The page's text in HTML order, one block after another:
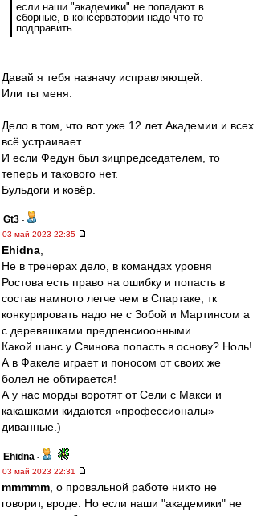
если наши "академики" не попадают в
сборные, в консерватории надо что-то
подправить
Давай я тебя назначу исправляющей.
Или ты меня.
Дело в том, что вот уже 12 лет Академии и всех
всё устраивает.
И если Федун был зицпредседателем, то
теперь и такового нет.
Бульдоги и ковёр.
Gt3 -
03 май 2023 22:35
Ehidna
Не в тренерах дело, в командах уровня
Ростова есть право на ошибку и попасть в
состав намного легче чем в Спартаке, тк
конкурировать надо не с Зобой и Мартинсом а
с деревяшками предпенсиоонными.
Какой шанс у Свинова попасть в основу? Ноль!
А в Факеле играет и поносом от своих же
болел не обтирается!
А у нас морды воротят от Сели с Макси и
какашками кидаются «профессионалы»
диванные.)
Ehidna -
03 май 2023 22:31
mmmmm , о провальной работе никто не
говорит, вроде. Но если наши "академики" не